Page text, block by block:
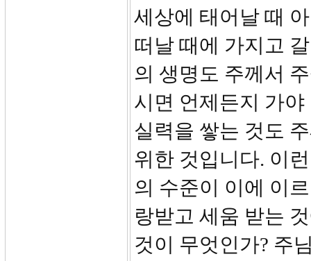
세상에 태어날 때
떠날 때에 가지고
의 생명도 주께서
시면 언제든지 가
실력을 쌓는 것도
위한 것입니다. 이
의 수준이 이에 이
랑받고 세움 받는
것이 무엇인가? 주